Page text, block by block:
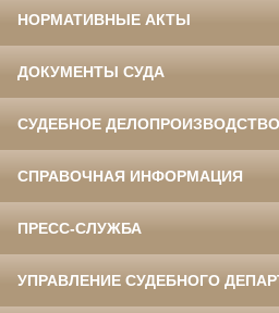
НОРМАТИВНЫЕ АКТЫ
ДОКУМЕНТЫ СУДА
СУДЕБНОЕ ДЕЛОПРОИЗВОДСТВО
СПРАВОЧНАЯ ИНФОРМАЦИЯ
ПРЕСС-СЛУЖБА
УПРАВЛЕНИЕ СУДЕБНОГО